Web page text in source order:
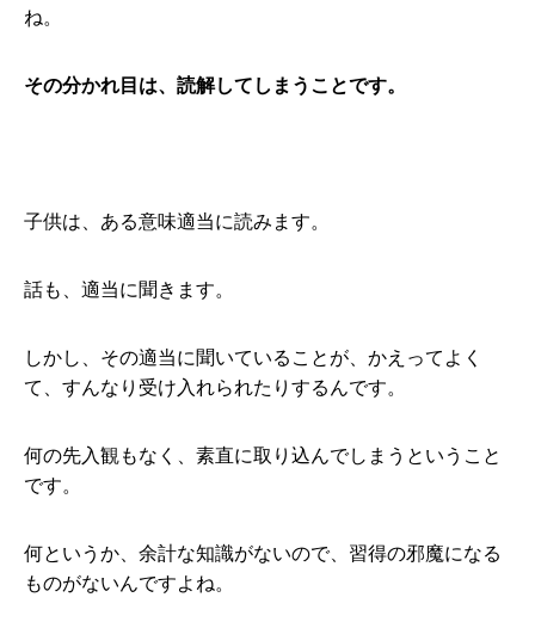
ね。
その分かれ目は、読解してしまうことです。
子供は、ある意味適当に読みます。
話も、適当に聞きます。
しかし、その適当に聞いていることが、かえってよく
て、すんなり受け入れられたりするんです。
何の先入観もなく、素直に取り込んでしまうということ
です。
何というか、余計な知識がないので、習得の邪魔になる
ものがないんですよね。